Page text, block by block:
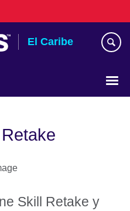
El Caribe
Skill Retake y